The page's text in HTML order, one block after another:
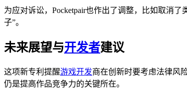
为应对诉讼，Pocketpair也作出了调整，比如取消
子”。
未来展望与开发者建议
这项新专利提醒游戏开发商在创新时要考虑法律风
仍是提高作品竞争力的关键所在。